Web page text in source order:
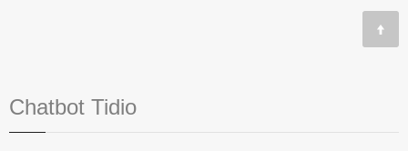
Chatbot Tidio